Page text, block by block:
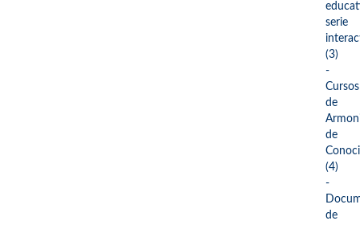
serie
(3)
-
Cursos
de
de
(4)
-
de